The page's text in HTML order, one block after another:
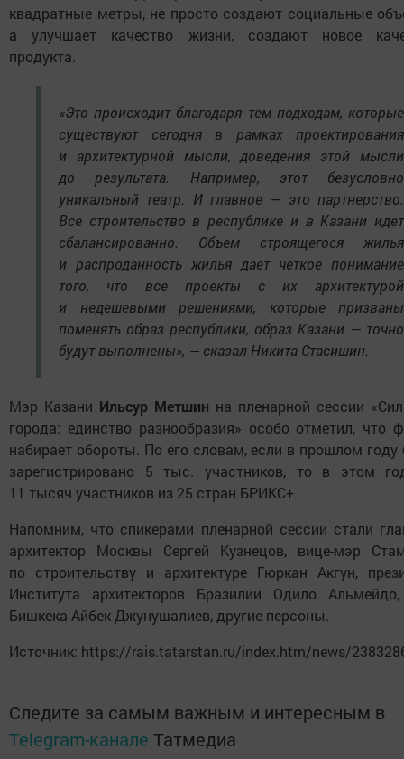
квадратные метры, не просто создают социальные
а улучшает качество жизни, создают новое
продукта.
«Это происходит благодаря тем подходам, которые
существуют сегодня в рамках проектирования
и архитектурной мысли, доведения этой мысли
до результата. Например, этот безусловно
уникальный театр. И главное — это партнерство.
Все строительство в республике и в Казани идет
сбалансированно. Объем строящегося жилья
и распроданность жилья дает четкое понимание
того, что все проекты с их архитектурой
и недешевыми решениями, которые призваны
поменять образ республики, образ Казани — точно
будут выполнены», — сказал Никита Стасишин.
Мэр Казани Ильсур Метшин на пленарной сессии
города: единство разнообразия» особо отметил, что
набирает обороты. По его словам, если в прошлом
зарегистрировано 5 тыс. участников, то в этом
11 тысяч участников из 25 стран БРИКС+.
Напомним, что спикерами пленарной сессии стали
архитектор Москвы Сергей Кузнецов, вице-мэр
по строительству и архитектуре Гюркан Акгун,
Института архитекторов Бразилии Одило
Бишкека Айбек Джунушалиев, другие персоны.
Источник: https://rais.tatarstan.ru/index.htm/news/
Следите за самым важным и интересным в
Telegram-канале Татмедиа